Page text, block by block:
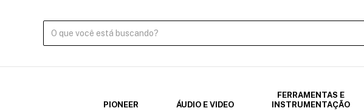
PIONEER
ÁUDIO E VIDEO
FERRAMENTAS E
INSTRUMENTAÇÃO